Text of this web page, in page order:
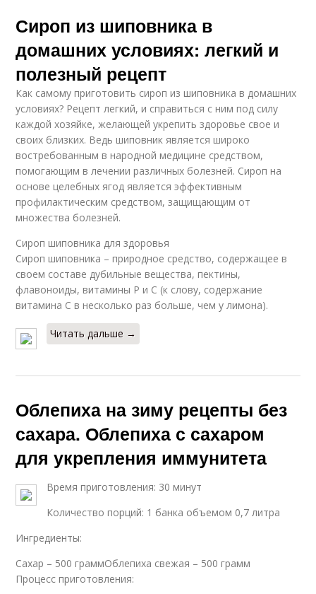
Сироп из шиповника в
домашних условиях: легкий и
полезный рецепт
Как самому приготовить сироп из шиповника в домашних
условиях? Рецепт легкий, и справиться с ним под силу
каждой хозяйке, желающей укрепить здоровье свое и
своих близких. Ведь шиповник является широко
востребованным в народной медицине средством,
помогающим в лечении различных болезней. Сироп на
основе целебных ягод является эффективным
профилактическим средством, защищающим от
множества болезней.
Сироп шиповника для здоровья
Сироп шиповника – природное средство, содержащее в
своем составе дубильные вещества, пектины,
флавоноиды, витамины Р и С (к слову, содержание
витамина С в несколько раз больше, чем у лимона).
Читать дальше →
Облепиха на зиму рецепты без
сахара. Облепиха с сахаром
для укрепления иммунитета
Время приготовления: 30 минут
Количество порций: 1 банка объемом 0,7 литра
Ингредиенты:
Сахар – 500 граммОблепиха свежая – 500 грамм
Процесс приготовления: